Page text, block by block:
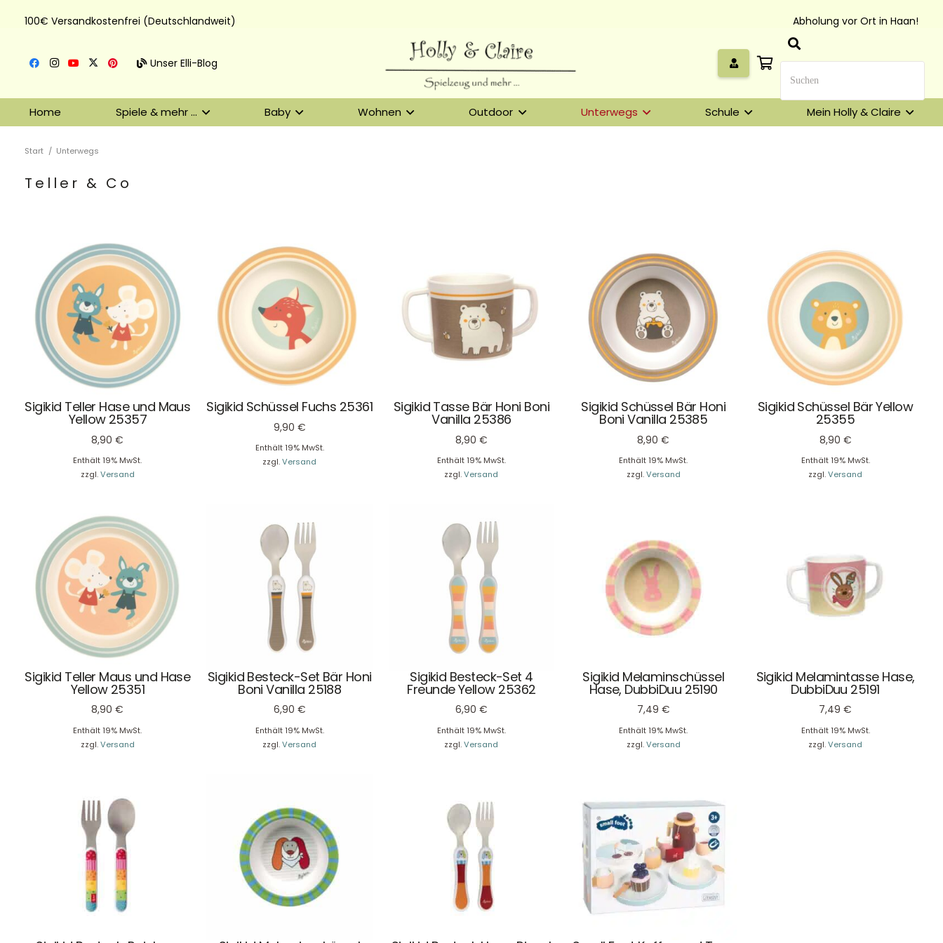
100€ Versandkostenfrei (Deutschlandweit) Abholung vor Ort in Haan!
Unser Elli-Blog
Home Spiele & mehr … Baby Wohnen Outdoor Unterwegs Schule Mein Holly & Claire
Start / Unterwegs
Teller & Co
Sigikid Teller Hase und Maus
Yellow 25357
8,90€
Enthält 19% MwSt.
zzgl.Versand
Sigikid Schüssel Fuchs 25361
9,90 €
Enthält 19% MwSt.
zzgl.Versand
Sigikid Tasse Bär Honi Boni
Vanilla 25386
8,90 €
Enthält 19% MwSt.
zzgl.Versand
Sigikid Schüssel Bär Honi
Boni Vanilla 25385
8,90€
Enthält 19% MwSt.
zzgl.Versand
Sigikid Schüssel Bär Yellow
25355
8,90 €
Enthält 19% MwSt.
zzgl.Versand
Sigikid Teller Maus und Hase
Yellow 25351
8,90€
Enthält 19% MwSt.
zzgl.Versand
Sigikid Besteck-Set Bär Honi
Boni Vanilla 25188
6,90 €
Enthält 19% MwSt.
zzgl.Versand
Sigikid Besteck-Set 4
Freunde Yellow 25362
6,90 €
Enthält 19% MwSt.
zzgl.Versand
Sigikid Melaminschüssel
Hase, DubbiDuu 25190
7,49 €
Enthält 19% MwSt.
zzgl.Versand
Sigikid Melamintasse Hase,
DubbiDuu 25191
7,49 €
Enthält 19% MwSt.
zzgl.Versand
DHL Versand
Der Spielzeug – Handel aus Haan, wir versenden mit DHL.
Schnell, sicher und zuverlässig.
Service & Beratung
Bei allen Fragen zu unserem Sortiment sind wir per
und telefonisch für Sie erreichbar.
Sie können Ihren
Kauf auch bei uns in Haan direkt abholen.
Unser Geschenkkorb
Eine besondere Möglichkeit, Familie und Freunden die
Wünsche per Facebook, Instagram, Twitter oder
WhatsApp mitzuteilen.
Kontaktdaten
August-Macke-Weg 17,
42781 Haan
Tel: +49 2129 5654742
E-Mail: info@hollyclaire.de
Presseportal
Versand & Lieferung
Unsere Rückgaberichtlinien
Verträge hier widerrufen
Info Gutscheincode!
Kontakt
FAQ
Zahlungsarten
Newsletter Anmelden